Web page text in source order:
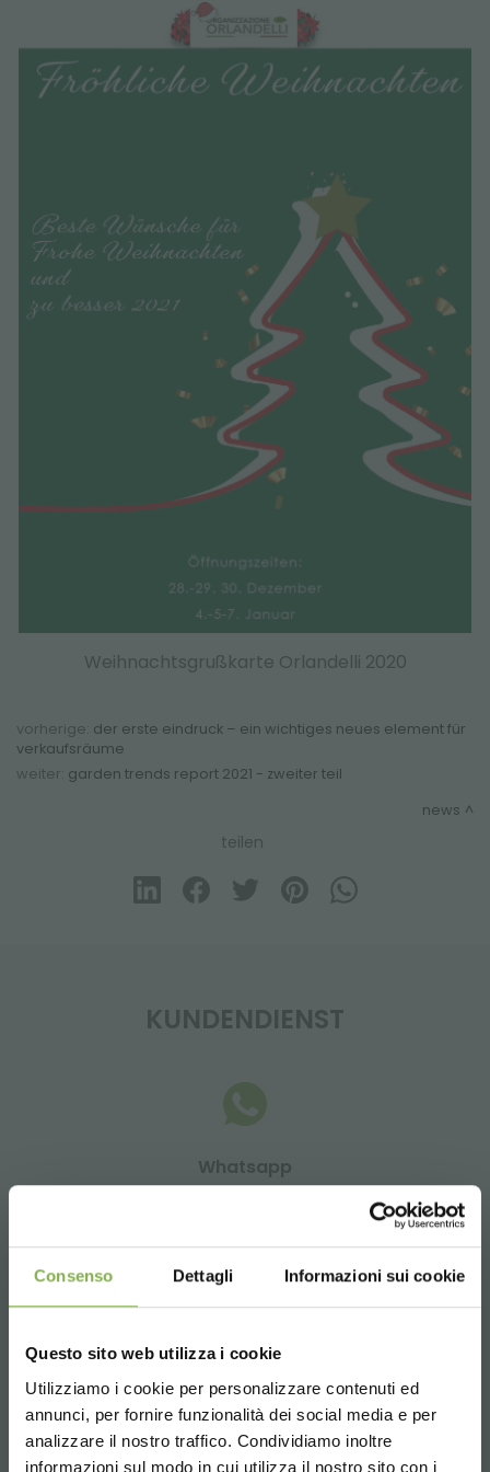
Consenso Dettagli Informazioni sui cookie
Questo sito web utilizza i cookie
Utilizziamo i cookie per personalizzare contenuti ed
annunci, per fornire funzionalità dei social media e per
analizzare il nostro traffico. Condividiamo inoltre
informazioni sul modo in cui utilizza il nostro sito con i
Weihnachtsgrußkarte Orlandelli 2020
vorherige: der erste eindruck – ein wichtiges neues element für
verkaufsräume
weiter: garden trends report 2021 - zweiter teil
news
teilen
KUNDENDIENST
Whatsapp
Email
Anfrage Informationen
info@orlandelli.it
TAUCHE EIN IN UNSERE
WELT!